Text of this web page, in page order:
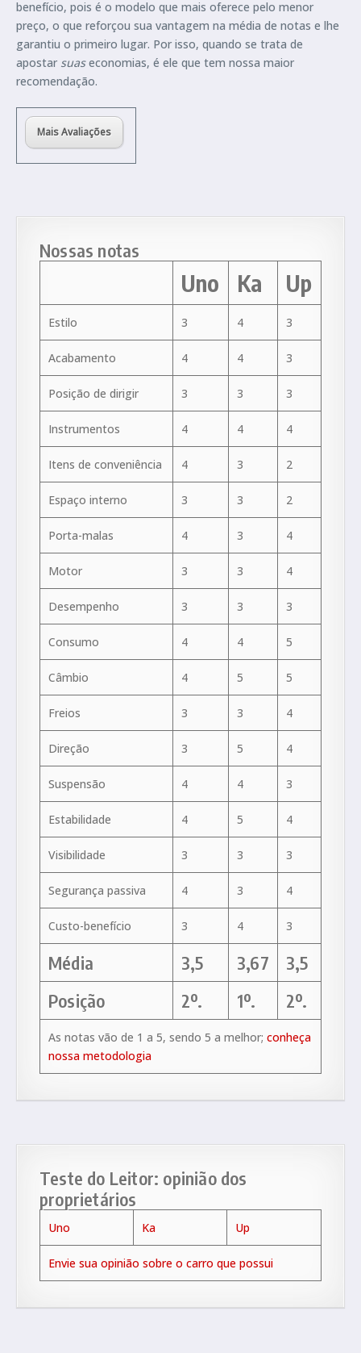
benefício, pois é o modelo que mais oferece pelo menor
preço, o que reforçou sua vantagem na média de notas e lhe
garantiu o primeiro lugar. Por isso, quando se trata de
apostar suaseconomias, é ele que tem nossa maior
recomendação.
Mais Avaliações
Nossas notas
Uno Ka Up
Estilo 3 4 3
Acabamento 4 4 3
Posição de dirigir 3 3 3
Instrumentos 4 4 4
Itens de conveniência 4 3 2
Espaço interno 3 3 2
Porta-malas 4 3 4
Motor 3 3 4
Desempenho 3 3 3
Consumo 4 4 5
Câmbio 4 5 5
Freios 3 3 4
Direção 3 5 4
Suspensão 4 4 3
Estabilidade 4 5 4
Visibilidade 3 3 3
Segurança passiva 4 3 4
Custo-benefício 3 4 3
Média 3,5 3,67
3,5
Posição
2º. 1º. 2º.
As notas vão de 1 a 5, sendo 5 a melhor; conheça
nossa metodologia
Teste do Leitor: opinião dos
proprietários
Uno Ka Up
Envie sua opinião sobre o carro que possui